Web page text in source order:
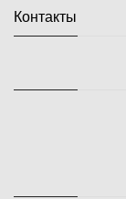
Контакты